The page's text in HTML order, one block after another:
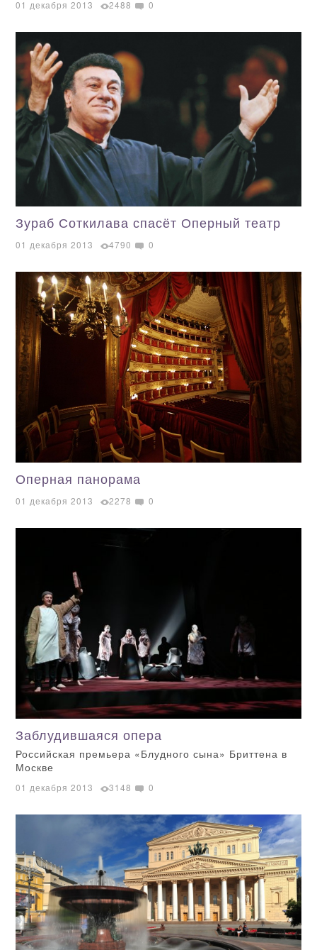
01 декабря 2013 2488 0
Зураб Соткилава спасёт Оперный театр
01 декабря 2013 4790 0
Оперная панорама
01 декабря 2013 2278 0
Заблудившаяся опера
Российская премьера «Блудного сына» Бриттена в
Москве
01 декабря 2013 3148 0